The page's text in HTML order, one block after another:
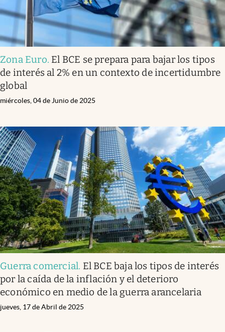
Zona Euro. El BCE se prepara para bajar los tipos
de interés al 2% en un contexto de incertidumbre
global
miércoles, 04 de Junio de 2025
Guerra comercial. El BCE baja los tipos de interés
por la caída de la inflación y el deterioro
económico en medio de la guerra arancelaria
jueves, 17 de Abril de 2025